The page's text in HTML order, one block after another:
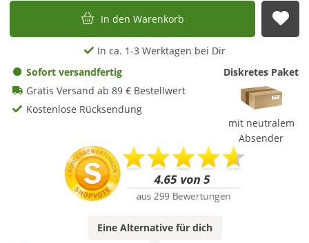
In den Warenkorb
In ca. 1-3 Werktagen bei Dir
Sofort versandfertig
Gratis Versand ab 89 € Bestellwert
Kostenlose Rücksendung
Diskretes Paket
mit neutralem
Absender
Eine Alternativefür dich